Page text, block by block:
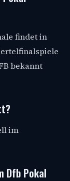
findet in
bekannt
im
Dfb Pokal